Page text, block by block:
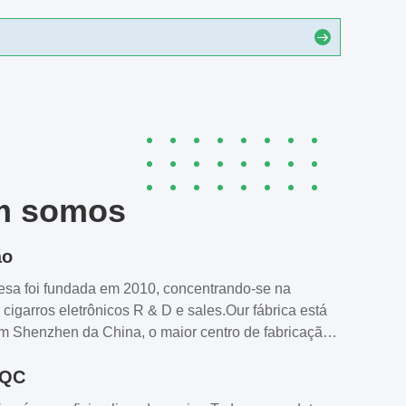
somos
foi fundada em 2010, concentrando-se na
eletrônicos R & D e sales.Our fábrica está
Shenzhen da China, o maior centro de fabricação
de produção, 1.000 trabalhadores da linha de